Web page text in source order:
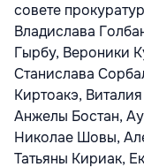
совете
Владислава
Гырбу, Вероники
Станислава
Киртоакэ,
Анжелы Бостан,
Николае Шовы,
Татьяны Кириак,